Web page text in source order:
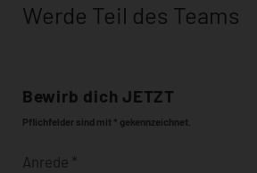
Werde Teil des Teams
Bewirb dich JETZT
Pflichfelder sind mit * gekennzeichnet.
Anrede *